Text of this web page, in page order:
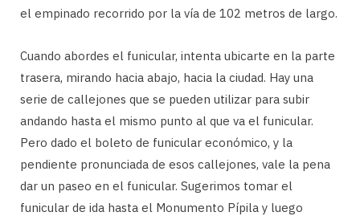
el empinado recorrido por la vía de 102 metros de largo.
Cuando abordes el funicular, intenta ubicarte en la parte
trasera, mirando hacia abajo, hacia la ciudad. Hay una
serie de callejones que se pueden utilizar para subir
andando hasta el mismo punto al que va el funicular.
Pero dado el boleto de funicular económico, y la
pendiente pronunciada de esos callejones, vale la pena
dar un paseo en el funicular. Sugerimos tomar el
funicular de ida hasta el Monumento Pípila y luego